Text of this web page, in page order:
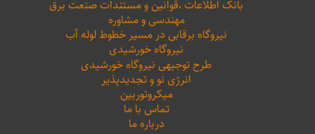
بانک اطلاعات ،‌قوانین و مستندات صنعت برق
مهندسی و مشاوره
نیروگاه برقابی در مسیر خطوط لوله آب
نیروگاه خورشیدی
طرح توجیهی نیروگاه خورشیدی
انرژی نو و تجدیدپذیر
میکروتوربین
تماس با ما
درباره ما